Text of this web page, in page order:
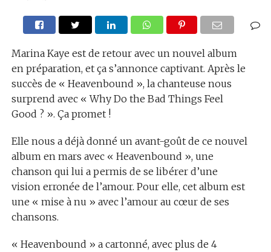
Marina Kaye est de retour avec un nouvel album
en préparation, et ça s’annonce captivant. Après le
succès de « Heavenbound », la chanteuse nous
surprend avec « Why Do the Bad Things Feel
Good ? ». Ça promet !
Elle nous a déjà donné un avant-goût de ce nouvel
album en mars avec « Heavenbound », une
chanson qui lui a permis de se libérer d’une
vision erronée de l’amour. Pour elle, cet album est
une « mise à nu » avec l’amour au cœur de ses
chansons.
« Heavenbound » a cartonné, avec plus de 4